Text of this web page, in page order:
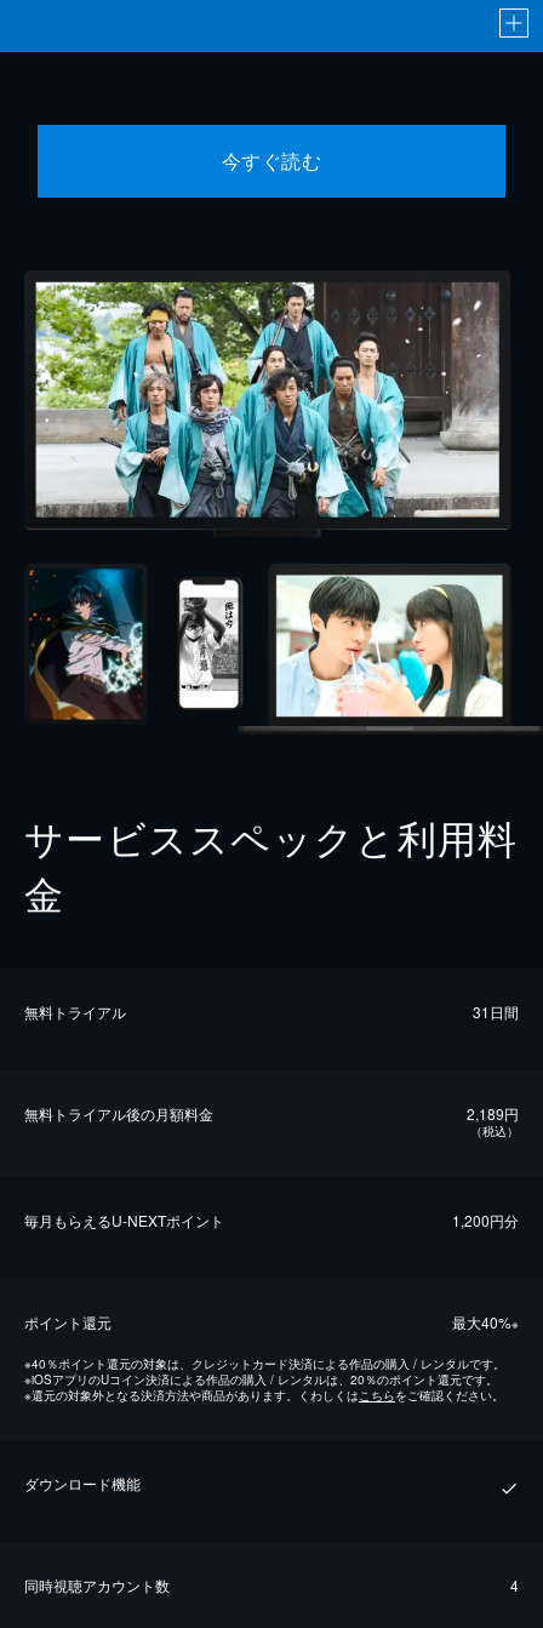
今すぐ読む
サービススペックと利用料
金
無料トライアル 31日間
無料トライアル後の⽉額料金 2,189円
（税込）
毎⽉もらえるU-NEXTポイント 1,200円分
ポイント還元 最⼤40%※
※40％ポイント還元の対象は、クレジットカード決済による作品の購入 / レンタルです。
※iOSアプリのUコイン決済による作品の購入 / レンタルは、20％のポイント還元です。
※還元の対象外となる決済方法や商品があります。くわしくはこちらをご確認ください。
ダウンロード機能
同時視聴アカウント数 4